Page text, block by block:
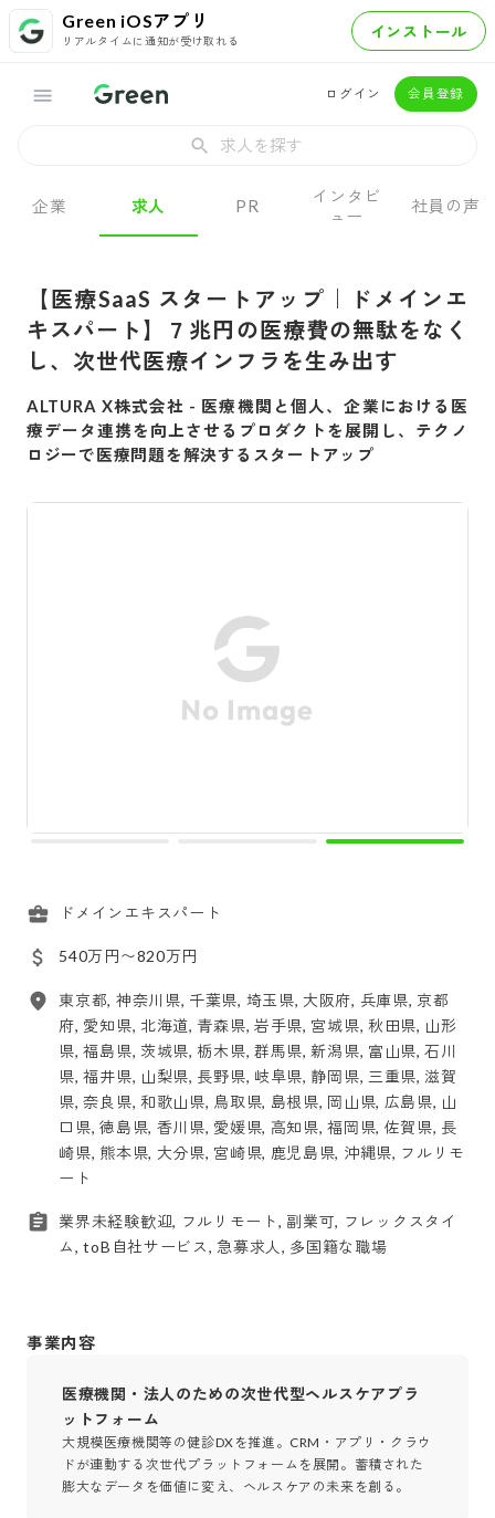
Green iOSアプリ
リアルタイムに通知が受け取れる インストール
ログイン 会員登録
求人を探す
企業 求人 PR
インタビ
ュー
社員の声
【医療SaaS スタートアップ｜ドメインエ
キスパート】７兆円の医療費の無駄をなく
し、次世代医療インフラを生み出す
ALTURA X株式会社 - 医療機関と個人、企業における医
療データ連携を向上させるプロダクトを展開し、テクノ
ロジーで医療問題を解決するスタートアップ
ドメインエキスパート
540万円〜820万円
東京都, 神奈川県, 千葉県, 埼玉県, 大阪府, 兵庫県, 京都
府, 愛知県, 北海道, 青森県, 岩手県, 宮城県, 秋田県, 山形
県, 福島県, 茨城県, 栃木県, 群馬県, 新潟県, 富山県, 石川
県, 福井県, 山梨県, 長野県, 岐阜県, 静岡県, 三重県, 滋賀
県, 奈良県, 和歌山県, 鳥取県, 島根県, 岡山県, 広島県, 山
口県, 徳島県, 香川県, 愛媛県, 高知県, 福岡県, 佐賀県, 長
崎県, 熊本県, 大分県, 宮崎県, 鹿児島県, 沖縄県, フルリモ
ート
業界未経験歓迎, フルリモート, 副業可, フレックスタイ
ム, toB自社サービス, 急募求人, 多国籍な職場
事業内容
医療機関・法人のための次世代型ヘルスケアプラ
ットフォーム
大規模医療機関等の健診DXを推進。CRM・アプリ・クラウ
ドが連動する次世代プラットフォームを展開。蓄積された
膨大なデータを価値に変え、ヘルスケアの未来を創る。